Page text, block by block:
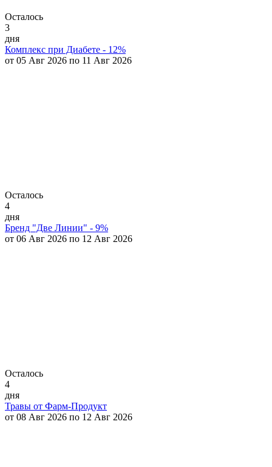
Осталось
3
дня
Комплекс при Диабете - 12%
от 05 Авг 2026 по 11 Авг 2026
Осталось
4
дня
Бренд "Две Линии" - 9%
от 06 Авг 2026 по 12 Авг 2026
Осталось
4
дня
Травы от Фарм-Продукт
от 08 Авг 2026 по 12 Авг 2026